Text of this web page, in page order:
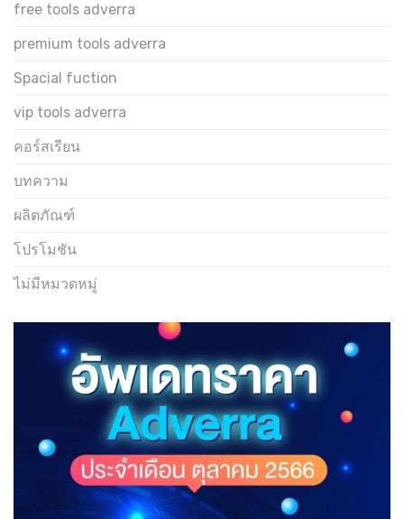
free tools adverra
premium tools adverra
Spacial fuction
vip tools adverra
คอร์สเรียน
บทความ
ผลิตภัณฑ์
โปรโมชัน
ไม่มีหมวดหมู่